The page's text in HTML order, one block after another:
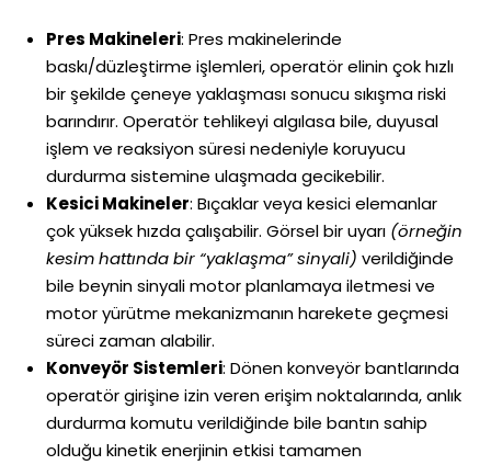
Pres Makineleri: Pres makinelerinde
baskı/düzleştirme işlemleri, operatör elinin çok hızlı
bir şekilde çeneye yaklaşması sonucu sıkışma riski
barındırır. Operatör tehlikeyi algılasa bile, duyusal
işlem ve reaksiyon süresi nedeniyle koruyucu
durdurma sistemine ulaşmada gecikebilir.
Kesici Makineler: Bıçaklar veya kesici elemanlar
çok yüksek hızda çalışabilir. Görsel bir uyarı (örneğin
kesim hattında bir “yaklaşma” sinyali)verildiğinde
bile beynin sinyali motor planlamaya iletmesi ve
motor yürütme mekanizmanın harekete geçmesi
süreci zaman alabilir.
Konveyör Sistemleri: Dönen konveyör bantlarında
operatör girişine izin veren erişim noktalarında, anlık
durdurma komutu verildiğinde bile bantın sahip
olduğu kinetik enerjinin etkisi tamamen